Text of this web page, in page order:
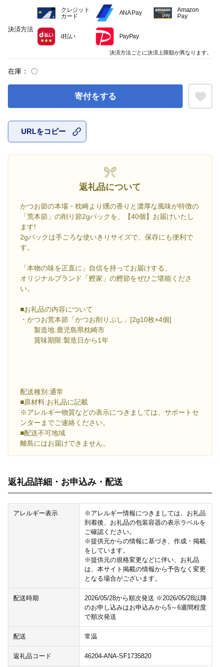
在庫： 〇
寄付をする
URLをコピー
返礼品について
かつお節の本場・枕崎より燻の香りと濃厚な風味が特徴の
「荒本節」の削り節2gパックを、【40個】お届けいたし
ます!
2gパックは手ごろな使いきりサイズで、保存にも便利で
す。
「本物の味を正直に」自信を持ってお届けする、
オリジナルブランド「鰹家」の鰹節をぜひご堪能くださ
い。
■お礼品の内容について
・かつお荒本節「かつお削りぶし」[2g10枚×4個]
製造地:鹿児島県枕崎市
賞味期限:製造日から1年
配送種別:通常
■原材料:お礼品に記載
※アレルギー物質などの表示につきましては、サポートセ
ンターまでご連絡ください。
■配送不可地域
離島にはお届けできません。
返礼品詳細・お申込み・配送
アレルギー表示
※アレルギー情報につきましては、お礼品
到着後、お礼品の包装容器の表示ラベルを
ご確認ください。
※提供元からの情報に基づき、作成・掲載
をしています。
※提供元の規格変更などに伴い、お礼品
は、本サイト掲載の情報から予告なく変更
となる場合がございます。
配送時期
2026/05/28から順次発送 ※2026/05/28以降
のお申し込みはお申込みから5～6週間程度
で順次発送
配送 常温
返礼品コード 46204-ANA-SF1735820
決済方法
クレジット
カード
ANA Pay
Amazon
Pay
d払い PayPay
決済方法ごとに決済上限額が異なります。